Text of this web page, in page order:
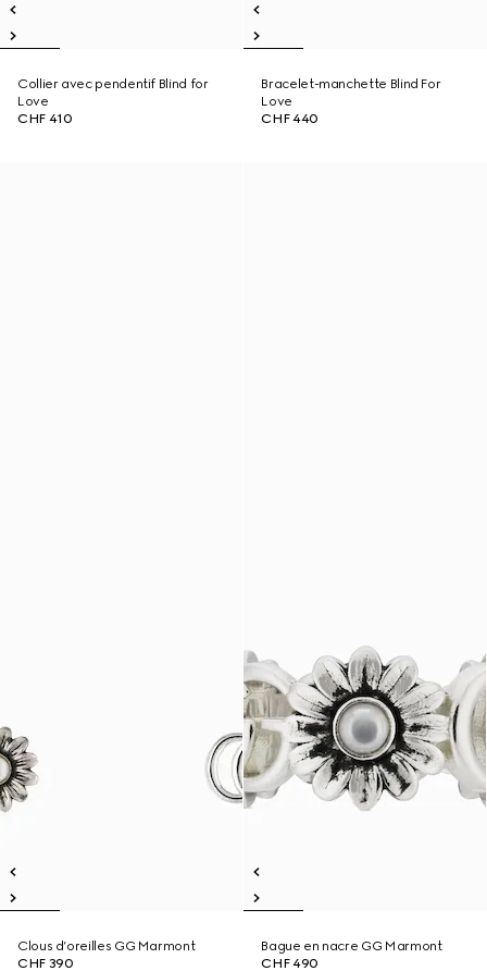
Collier avec pendentif Blind for
Love
CHF 410
Bracelet-manchette Blind For
Love
CHF 440
Clous d’oreilles GG Marmont
CHF 390
Bague en nacre GG Marmont
CHF 490